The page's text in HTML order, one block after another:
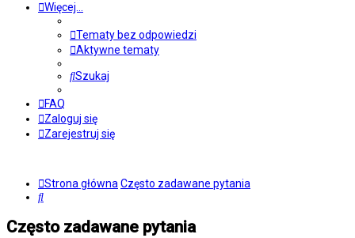
Więcej…
Tematy bez odpowiedzi
Aktywne tematy
Szukaj
FAQ
Zaloguj się
Zarejestruj się
Strona główna Często zadawane pytania
Szukaj
Często zadawane pytania